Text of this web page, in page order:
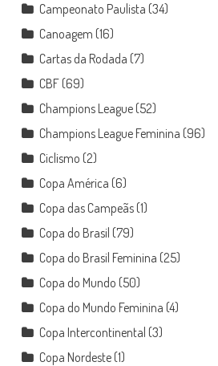
Campeonato Paulista (34)
Canoagem (16)
Cartas da Rodada (7)
CBF(69)
Champions League(52)
Champions League Feminina (96)
Ciclismo (2)
Copa América (6)
Copa das Campeãs(1)
Copa do Brasil (79)
Copa do Brasil Feminina (25)
Copa do Mundo (50)
Copa do Mundo Feminina (4)
Copa Intercontinental (3)
Copa Nordeste(1)